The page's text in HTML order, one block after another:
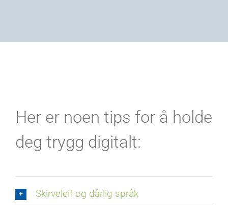
Her er noen tips for å holde
deg trygg digitalt:
Skirveleif og dårlig språk